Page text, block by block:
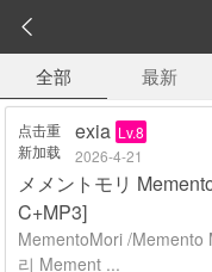

全部
最新
点击重
新加载
exia Lv.8
2026-4-21
メメントモリ
C+MP3]
MementoMori /Memento
리 Mement ...